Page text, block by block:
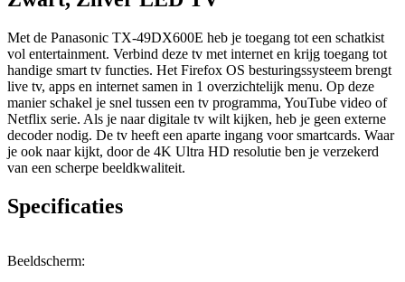
Met de Panasonic TX-49DX600E heb je toegang tot een schatkist
vol entertainment. Verbind deze tv met internet en krijg toegang tot
handige smart tv functies. Het Firefox OS besturingssysteem brengt
live tv, apps en internet samen in 1 overzichtelijk menu. Op deze
manier schakel je snel tussen een tv programma, YouTube video of
Netflix serie. Als je naar digitale tv wilt kijken, heb je geen externe
decoder nodig. De tv heeft een aparte ingang voor smartcards. Waar
je ook naar kijkt, door de 4K Ultra HD resolutie ben je verzekerd
van een scherpe beeldkwaliteit.
Specificaties
Beeldscherm: